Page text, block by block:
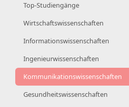
Top-Studiengänge
Wirtschaftswissenschaften
Informationswissenschaften
Ingenieurwissenschaften
Kommunikationswissenschaften
Gesundheitswissenschaften